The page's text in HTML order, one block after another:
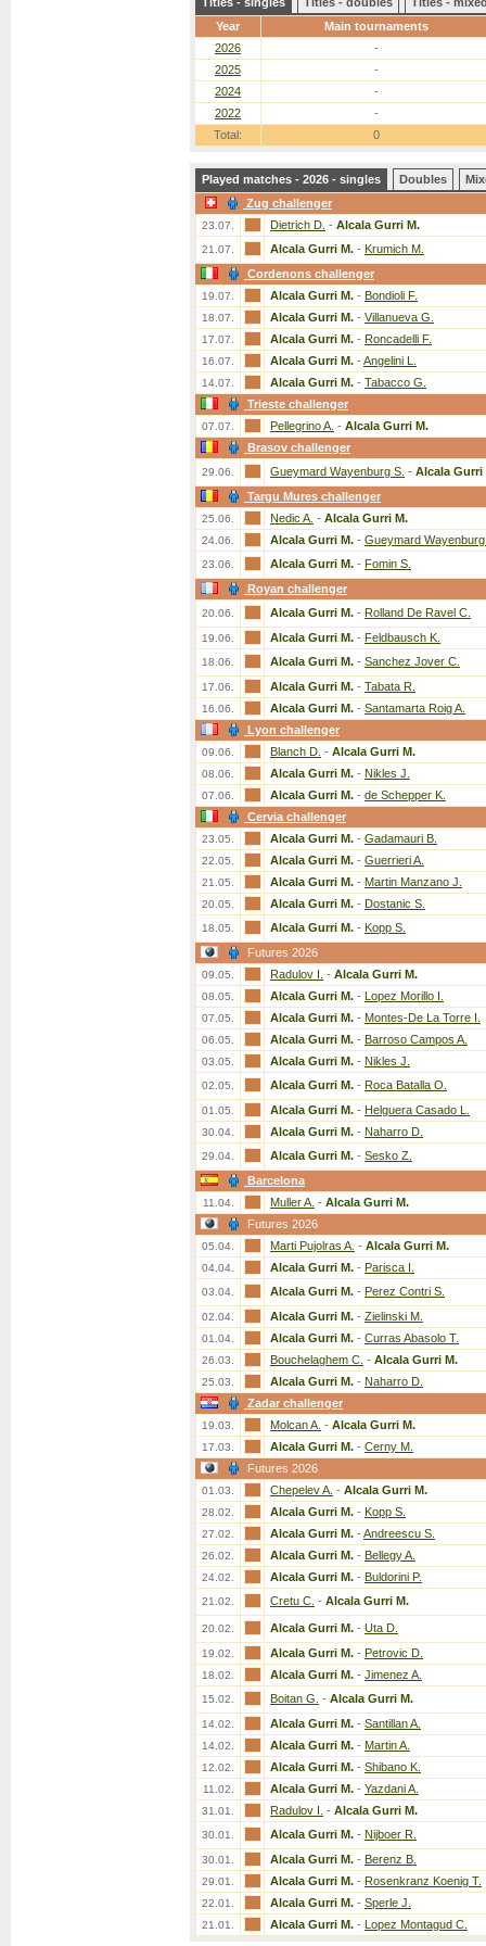
Year
Main tournaments
2026
-
2025
-
2024
-
2022
-
Total:
0
Played matches - 2026 - singles Doubles
Zug challenger
23.07. Dietrich D. - Alcala Gurri M.
21.07. Alcala Gurri M. - Krumich M.
Cordenons challenger
19.07. Alcala Gurri M. - Bondioli F.
18.07. Alcala Gurri M. - Villanueva G.
17.07. Alcala Gurri M. - Roncadelli F.
16.07. Alcala Gurri M. - Angelini L.
14.07. Alcala Gurri M. - Tabacco G.
Trieste challenger
07.07. Pellegrino A. - Alcala Gurri M.
Brasov challenger
29.06. Gueymard Wayenburg S. - Alcala Gurri
Targu Mures challenger
25.06. Nedic A. - Alcala Gurri M.
24.06. Alcala Gurri M. - Gueymard
23.06. Alcala Gurri M. - Fomin S.
Royan challenger
20.06. Alcala Gurri M. - Rolland De Ravel C.
19.06. Alcala Gurri M. - Feldbausch K.
18.06. Alcala Gurri M. - Sanchez Jover C.
17.06. Alcala Gurri M. - Tabata R.
16.06. Alcala Gurri M. - Santamarta Roig A.
Lyon challenger
09.06. Blanch D. - Alcala Gurri M.
08.06. Alcala Gurri M. - Nikles J.
07.06. Alcala Gurri M. - de Schepper K.
Cervia challenger
23.05. Alcala Gurri M. - Gadamauri B.
22.05. Alcala Gurri M. - Guerrieri A.
21.05. Alcala Gurri M. - Martin Manzano J.
20.05. Alcala Gurri M. - Dostanic S.
18.05. Alcala Gurri M. - Kopp S.
Futures 2026
09.05. Radulov I. - Alcala Gurri M.
08.05. Alcala Gurri M. - Lopez Morillo I.
07.05. Alcala Gurri M. - Montes-De La Torre I.
06.05. Alcala Gurri M. - Barroso Campos A.
03.05. Alcala Gurri M. - Nikles J.
02.05. Alcala Gurri M. - Roca Batalla O.
01.05. Alcala Gurri M. - Helguera Casado L.
30.04. Alcala Gurri M. - Naharro D.
29.04. Alcala Gurri M. - Sesko Z.
Barcelona
11.04. Muller A. - Alcala Gurri M.
Futures 2026
05.04. Marti Pujolras A. - Alcala Gurri M.
04.04. Alcala Gurri M. - Parisca I.
03.04. Alcala Gurri M. - Perez Contri S.
02.04. Alcala Gurri M. - Zielinski M.
01.04. Alcala Gurri M. - Curras Abasolo T.
26.03. Bouchelaghem C. - Alcala Gurri M.
25.03. Alcala Gurri M. - Naharro D.
Zadar challenger
19.03. Molcan A. - Alcala Gurri M.
17.03. Alcala Gurri M. - Cerny M.
Futures 2026
01.03. Chepelev A. - Alcala Gurri M.
28.02. Alcala Gurri M. - Kopp S.
27.02. Alcala Gurri M. - Andreescu S.
26.02. Alcala Gurri M. - Bellegy A.
24.02. Alcala Gurri M. - Buldorini P.
21.02. Cretu C. - Alcala Gurri M.
20.02. Alcala Gurri M. - Uta D.
19.02. Alcala Gurri M. - Petrovic D.
18.02. Alcala Gurri M. - Jimenez A.
15.02. Boitan G. - Alcala Gurri M.
14.02. Alcala Gurri M. - Santillan A.
14.02. Alcala Gurri M. - Martin A.
12.02. Alcala Gurri M. - Shibano K.
11.02. Alcala Gurri M. - Yazdani A.
31.01. Radulov I. - Alcala Gurri M.
30.01. Alcala Gurri M. - Nijboer R.
30.01. Alcala Gurri M. - Berenz B.
29.01. Alcala Gurri M. - Rosenkranz Koenig T.
22.01. Alcala Gurri M. - Sperle J.
21.01. Alcala Gurri M. - Lopez Montagud C.